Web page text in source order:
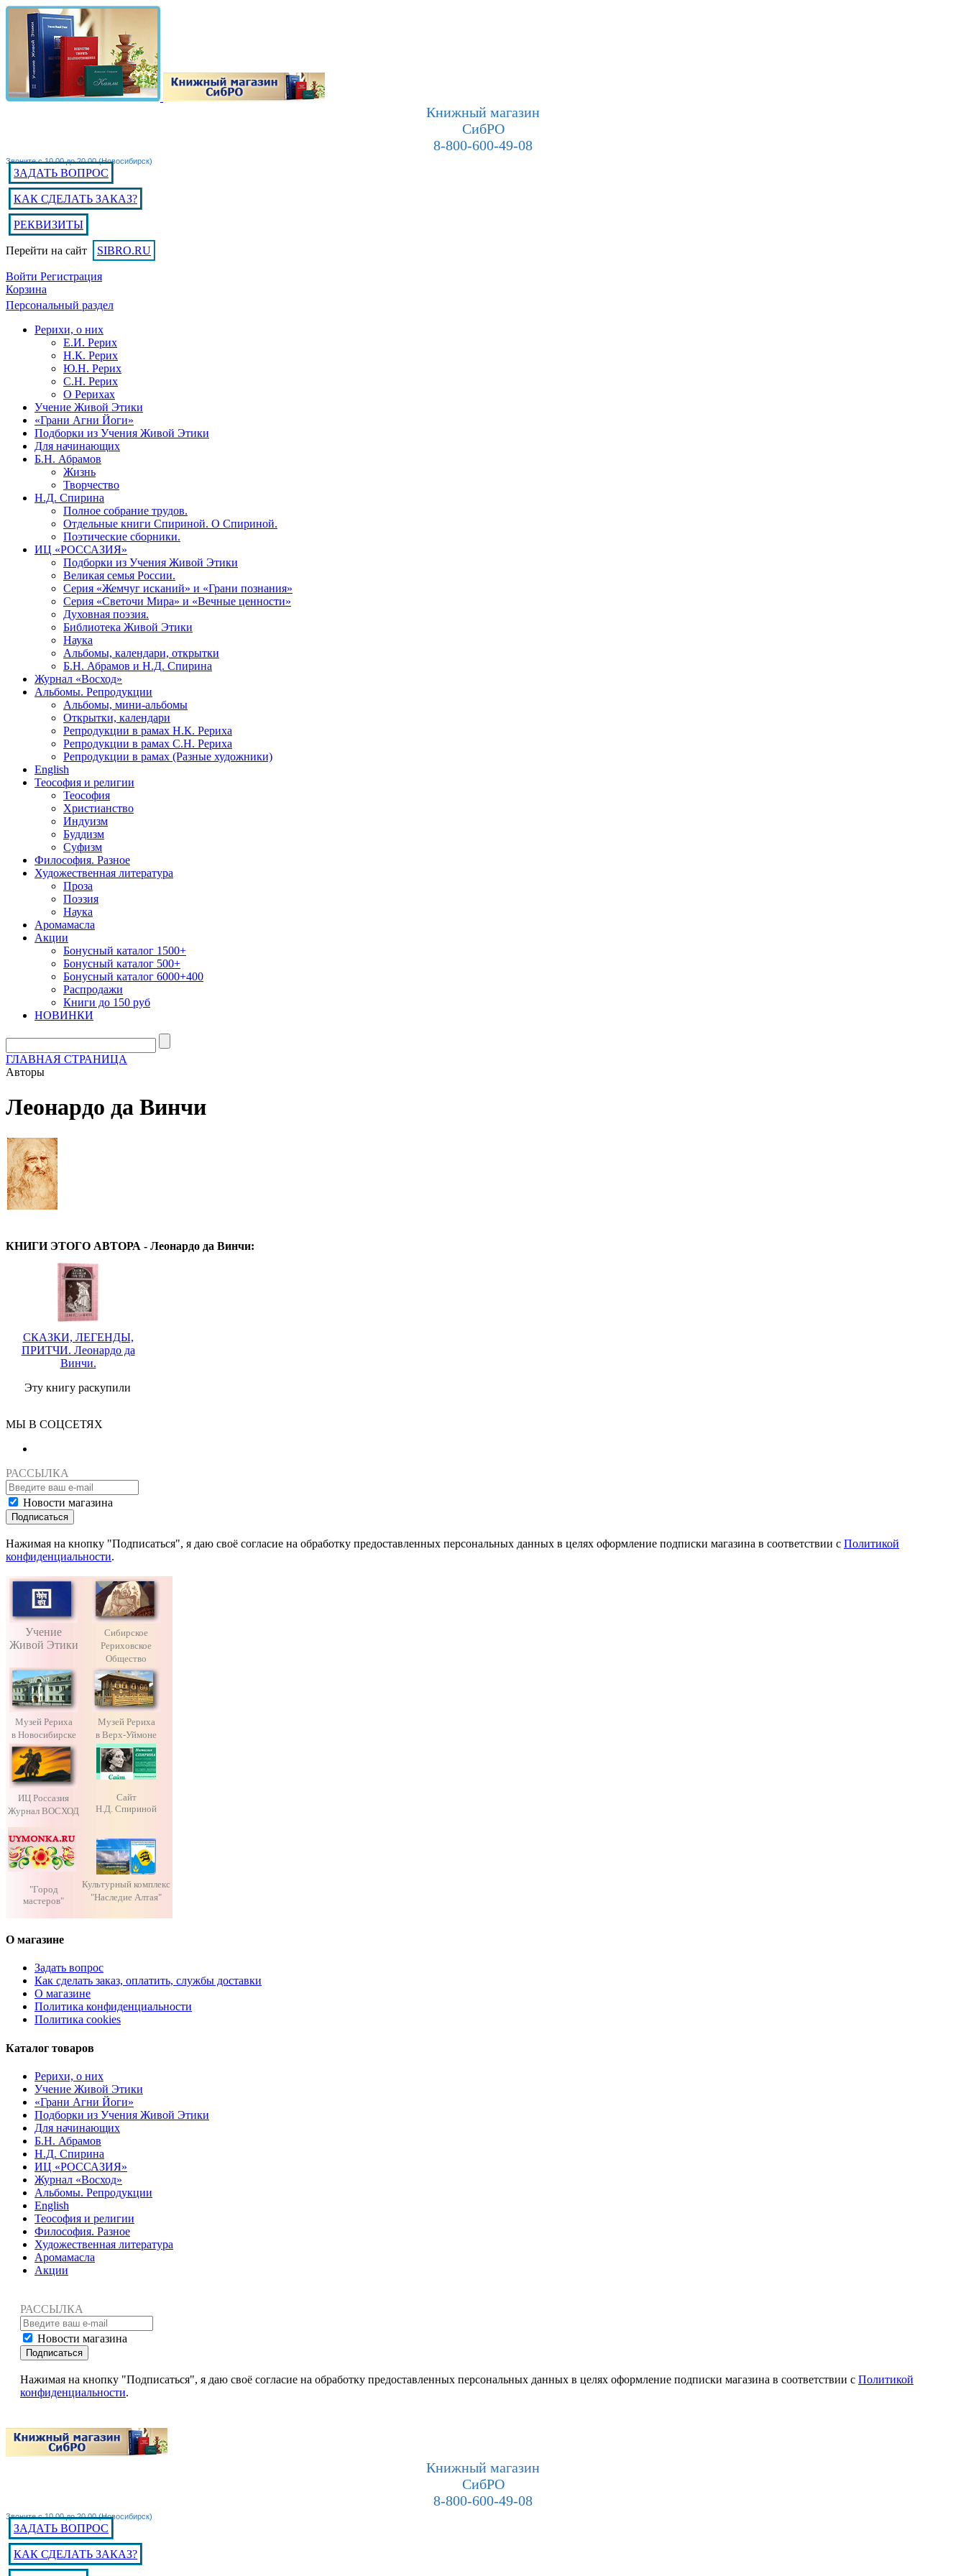
Книжный магазин
СибРО
8-800-600-49-08
Звоните с 10.00 до 20.00 (Новосибирск)
ЗАДАТЬ ВОПРОС
КАК СДЕЛАТЬ ЗАКАЗ?
РЕКВИЗИТЫ
Перейти на сайт SIBRO.RU
Войти Регистрация
Корзина
Персональный раздел
Рерихи, о них
Е.И. Рерих
Н.К. Рерих
Ю.Н. Рерих
С.Н. Рерих
О Рерихах
Учение Живой Этики
«Грани Агни Йоги»
Подборки из Учения Живой Этики
Для начинающих
Б.Н. Абрамов
Жизнь
Творчество
Н.Д. Спирина
Полное собрание трудов.
Отдельные книги Спириной. О Спириной.
Поэтические сборники.
ИЦ «РОССАЗИЯ»
Подборки из Учения Живой Этики
Великая семья России.
Серия «Жемчуг исканий» и «Грани познания»
Серия «Светочи Мира» и «Вечные ценности»
Духовная поэзия.
Библиотека Живой Этики
Наука
Альбомы, календари, открытки
Б.Н. Абрамов и Н.Д. Спирина
Журнал «Восход»
Альбомы. Репродукции
Альбомы, мини-альбомы
Открытки, календари
Репродукции в рамах Н.К. Рериха
Репродукции в рамах С.Н. Рериха
Репродукции в рамах (Разные художники)
English
Теософия и религии
Теософия
Христианство
Индуизм
Буддизм
Суфизм
Философия. Разное
Художественная литература
Проза
Поэзия
Наука
Аромамасла
Акции
Бонусный каталог 1500+
Бонусный каталог 500+
Бонусный каталог 6000+400
Распродажи
Книги до 150 руб
НОВИНКИ
ГЛАВНАЯ СТРАНИЦА
Авторы
Леонардо да Винчи
КНИГИ ЭТОГО АВТОРА - Леонардо да Винчи:
СКАЗКИ, ЛЕГЕНДЫ,
ПРИТЧИ. Леонардо да
Винчи.
Эту книгу раскупили
МЫ В СОЦСЕТЯХ
РАССЫЛКА
Новости магазина
Подписаться
Нажимая на кнопку "Подписаться", я даю своё согласие на обработку предоставленных персональных данных в целях оформление подписки магазина в соответствии с Политикой
конфиденциальности.
Учение
Живой Этики
Сибирское
Рериховское
Общество
Музей Рериха
в Новосибирске
Музей Рериха
в Верх-Уймоне
ИЦ Россазия
Журнал ВОСХОД
Сайт
Н.Д. Спириной
"Город
мастеров"
Культурный комплекс
"Наследие Алтая"
О магазине
Задать вопрос
Как сделать заказ, оплатить, службы доставки
О магазине
Политика конфиденциальности
Политика cookies
Каталог товаров
Рерихи, о них
Учение Живой Этики
«Грани Агни Йоги»
Подборки из Учения Живой Этики
Для начинающих
Б.Н. Абрамов
Н.Д. Спирина
ИЦ «РОССАЗИЯ»
Журнал «Восход»
Альбомы. Репродукции
English
Теософия и религии
Философия. Разное
Художественная литература
Аромамасла
Акции
РАССЫЛКА
Новости магазина
Подписаться
Нажимая на кнопку "Подписаться", я даю своё согласие на обработку предоставленных персональных данных в целях оформление подписки магазина в соответствии с Политикой
конфиденциальности.
Книжный магазин
СибРО
8-800-600-49-08
Звоните с 10.00 до 20.00 (Новосибирск)
ЗАДАТЬ ВОПРОС
КАК СДЕЛАТЬ ЗАКАЗ?